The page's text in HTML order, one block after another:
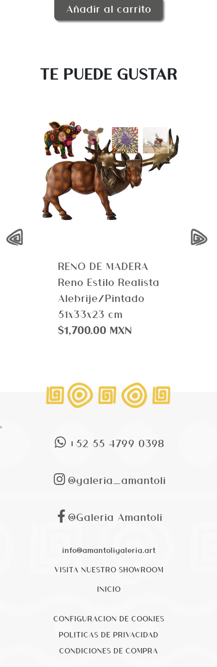
Añadir al carrito
TE PUEDE GUSTAR
RENO DE MADERA
Reno Estilo Realista
Alebrije/Pintado
51x33x23 cm
$1,700.00 MXN
s
+52 55 4799 0398
@galeria_amantoli
@Galeria Amantoli
info@amantoligaleria.art
VISITA NUESTRO SHOWROOM
INICIO
CONFIGURACION DE COOKIES
POLITICAS DE PRIVACIDAD
CONDICIONES DE COMPRA